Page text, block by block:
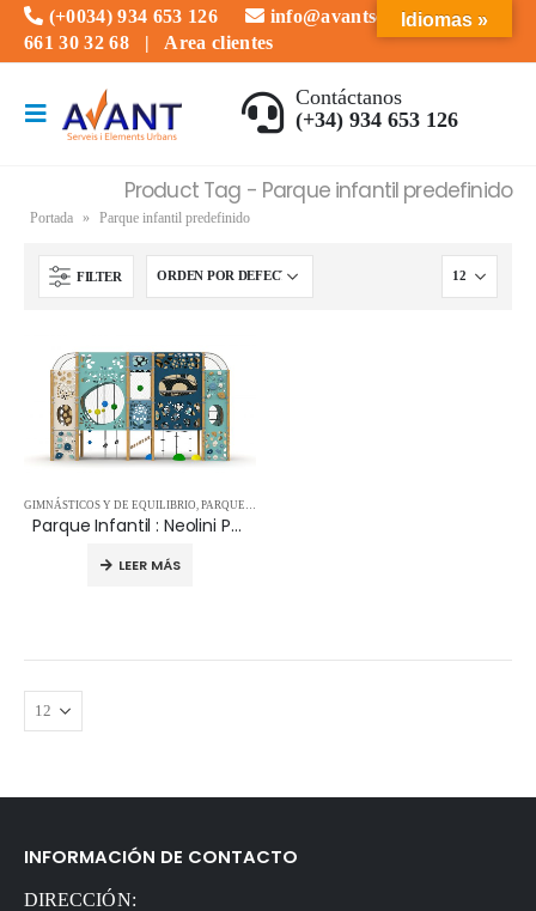
(+0034) 934 653 126
info@avantserveis.com
661 30 32 68 | Area clientes
Contáctanos
(+34) 934 653 126
Product Tag - Parque infantil predefinido
Portada » Parque infantil predefinido
FILTER
GIMNÁSTICOS Y DE EQUILIBRIO PARQUES INFANTILES
Parque Infantil : Neolini Parque Exterior e Interior
LEER MÁS
INFORMACIÓN DE CONTACTO
DIRECCIÓN:
Idiomas »